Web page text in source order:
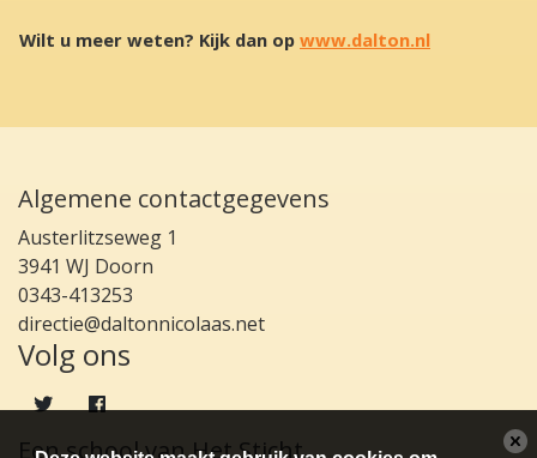
Wilt u meer weten? Kijk dan op www.dalton.nl
Algemene contactgegevens
Austerlitzseweg 1
3941 WJ Doorn
0343-413253
directie@daltonnicolaas.net
Volg ons
Een school van Het Sticht